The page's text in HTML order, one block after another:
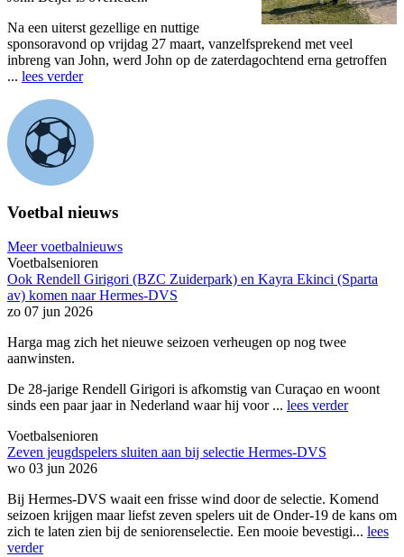
Na een uiterst gezellige en nuttige
sponsoravond op vrijdag 27 maart, vanzelfsprekend met veel
inbreng van John, werd John op de zaterdagochtend erna getroffen
... lees verder
Voetbal nieuws
Meer voetbalnieuws
Voetbalsenioren
Ook Rendell Girigori (BZC Zuiderpark) en Kayra Ekinci (Sparta
av) komen naar Hermes-DVS
zo 07 jun 2026
Harga mag zich het nieuwe seizoen verheugen op nog twee
aanwinsten.
De 28-jarige Rendell Girigori is afkomstig van Curaçao en woont
sinds een paar jaar in Nederland waar hij voor ... lees verder
Voetbalsenioren
Zeven jeugdspelers sluiten aan bij selectie Hermes-DVS
wo 03 jun 2026
Bij Hermes-DVS waait een frisse wind door de selectie. Komend
seizoen krijgen maar liefst zeven spelers uit de Onder-19 de kans om
zich te laten zien bij de seniorenselectie. Een mooie bevestigi... lees
verder